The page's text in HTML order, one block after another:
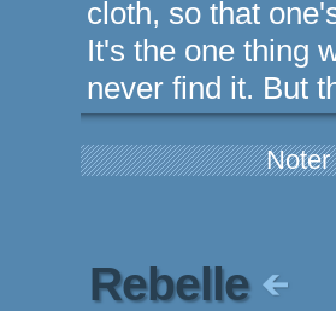
cloth, so that
It's the one thing
never find it. But
Noter
Rebelle